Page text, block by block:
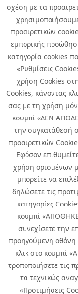
σχέση με τα
προαιρετικών
εμπορικής
κατηγορία cookies
«Ρυθμίσεις
χρήση Cookies
Cookies, κάνοντας
σας με τη χρήση
κουμπί «ΔΕΝ
την συγκατάθεσή
προαιρετικών
Εφόσον
χρήση ορισμένων
μπορείτε να
δηλώσετε τις
κατηγορίες
κουμπί
συνεχίσετε την
προηγούμενη οθόνη
κλικ στο κουμπί
τροποποιήσετε τις
τα τεχνικώς
«Προτιμήσεις
Copyright © 2026
Cookies Policy
Privacy Policy: To